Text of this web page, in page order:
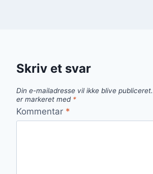
Skriv et svar
Din e-mailadresse vil ikke blive publiceret.
er markeret med *
Kommentar *